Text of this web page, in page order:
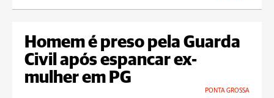
Homem é preso pela Guarda
Civil após espancar ex-
mulher em PG
PONTA GROSSA